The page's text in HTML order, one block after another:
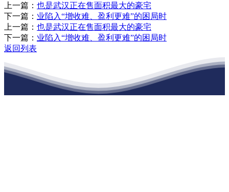
上一篇： 也是武汉正在售面积最大的豪宅
下一篇： 业陷入“增收难、盈利更难”的困局时
上一篇： 也是武汉正在售面积最大的豪宅
下一篇： 业陷入“增收难、盈利更难”的困局时
返回列表